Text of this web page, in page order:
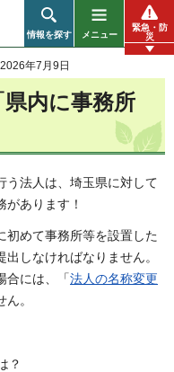
情報を探す メニュー
緊急・防
災
年7月9日
内に事務所
法人は、埼玉県に対して
あります！
初めて事務所等を設置した
出しなければなりません。
合には、「法人の名称変更
。
？